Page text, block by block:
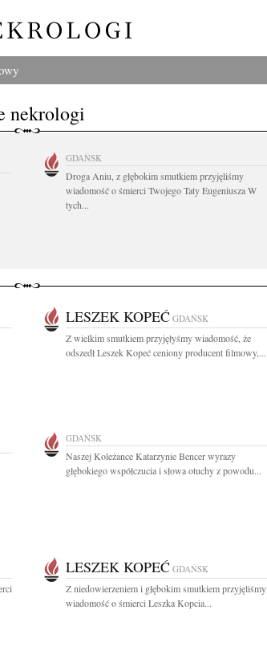
nekrologi
GDAŃSK
Droga Aniu, z głębokim smutkiem przyjęliśmy
wiadomość o śmierci Twojego Taty Eugeniusza W
tych...
LESZEK KOPEĆ GDAŃSK
Z wielkim smutkiem przyjęłyśmy wiadomość, że
odszedł Leszek Kopeć ceniony producent filmowy,...
GDAŃSK
Naszej Koleżance Katarzynie Bencer wyrazy
głębokiego współczucia i słowa otuchy z powodu...
LESZEK KOPEĆ GDAŃSK
Z niedowierzeniem i głębokim smutkiem przyjęliśmy
wiadomość o śmierci Leszka Kopcia...